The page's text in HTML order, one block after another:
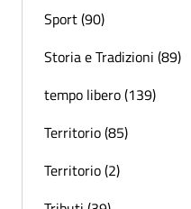
Sport (90)
Storia e Tradizioni (89)
tempo libero (139)
Territorio (85)
Territorio (2)